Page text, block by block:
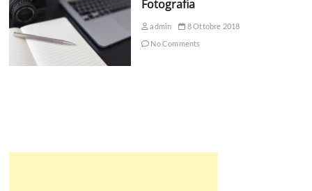
Fotografia
admin
8 Ottobre 2018
No Comments